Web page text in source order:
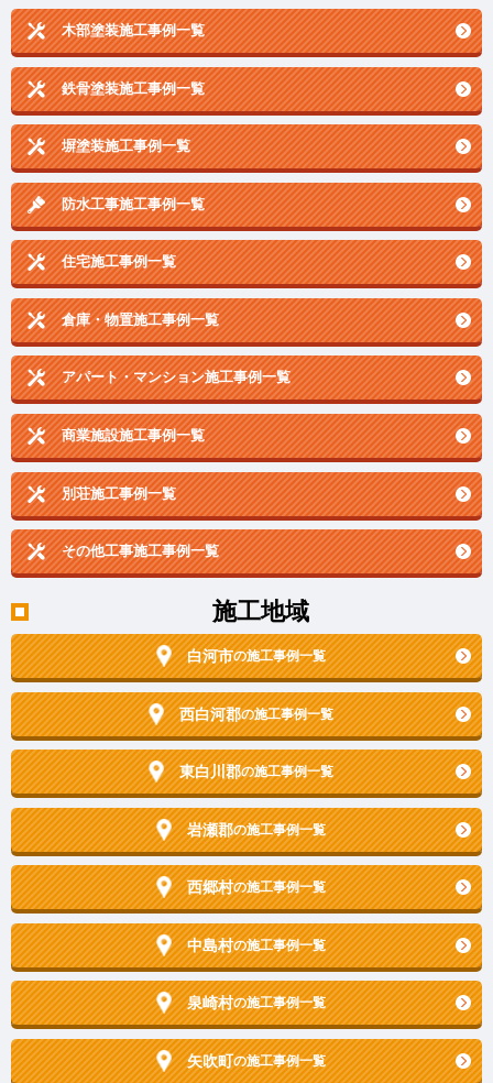
木部塗装施工事例一覧
鉄骨塗装施工事例一覧
塀塗装施工事例一覧
防水工事施工事例一覧
住宅施工事例一覧
倉庫・物置施工事例一覧
アパート・マンション施工事例一覧
商業施設施工事例一覧
別荘施工事例一覧
その他工事施工事例一覧
施工地域
白河市の施工事例一覧
西白河郡の施工事例一覧
東白川郡の施工事例一覧
岩瀬郡の施工事例一覧
西郷村の施工事例一覧
中島村の施工事例一覧
泉崎村の施工事例一覧
矢吹町の施工事例一覧